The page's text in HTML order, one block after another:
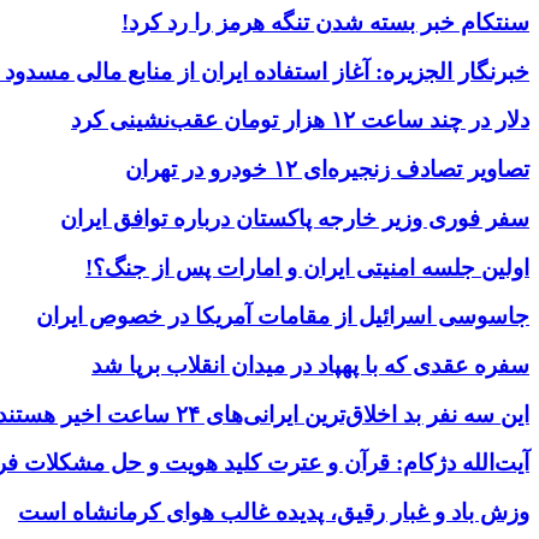
سنتکام خبر بسته شدن تنگه هرمز را رد کرد!
خبرنگار الجزیره: آغاز استفاده ایران از منابع مالی
دلار در چند ساعت ۱۲ هزار تومان عقب‌نشینی کرد
تصاویر تصادف زنجیره‌ای ۱۲ خودرو در تهران
سفر فوری وزیر خارجه پاکستان درباره توافق ایران
اولین جلسه امنیتی ایران و امارات پس از جنگ؟!
جاسوسی اسرائیل از مقامات آمریکا در خصوص ایران
سفره عقدی که با پهپاد در میدان انقلاب برپا شد
این سه نفر بد اخلاق‌ترین ایرانی‌های ۲۴ ساعت اخیر هستند
آیت‌الله دژکام: قرآن و عترت کلید هویت و حل مشکلات
وزش باد و غبار رقیق، پدیده غالب هوای کرمانشاه است